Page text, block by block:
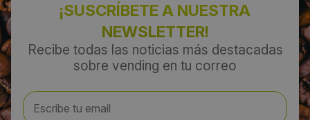
¡SUSCRÍBETE A NUESTRA
NEWSLETTER!
Recibe todas las noticias más destacadas
sobre vending en tu correo